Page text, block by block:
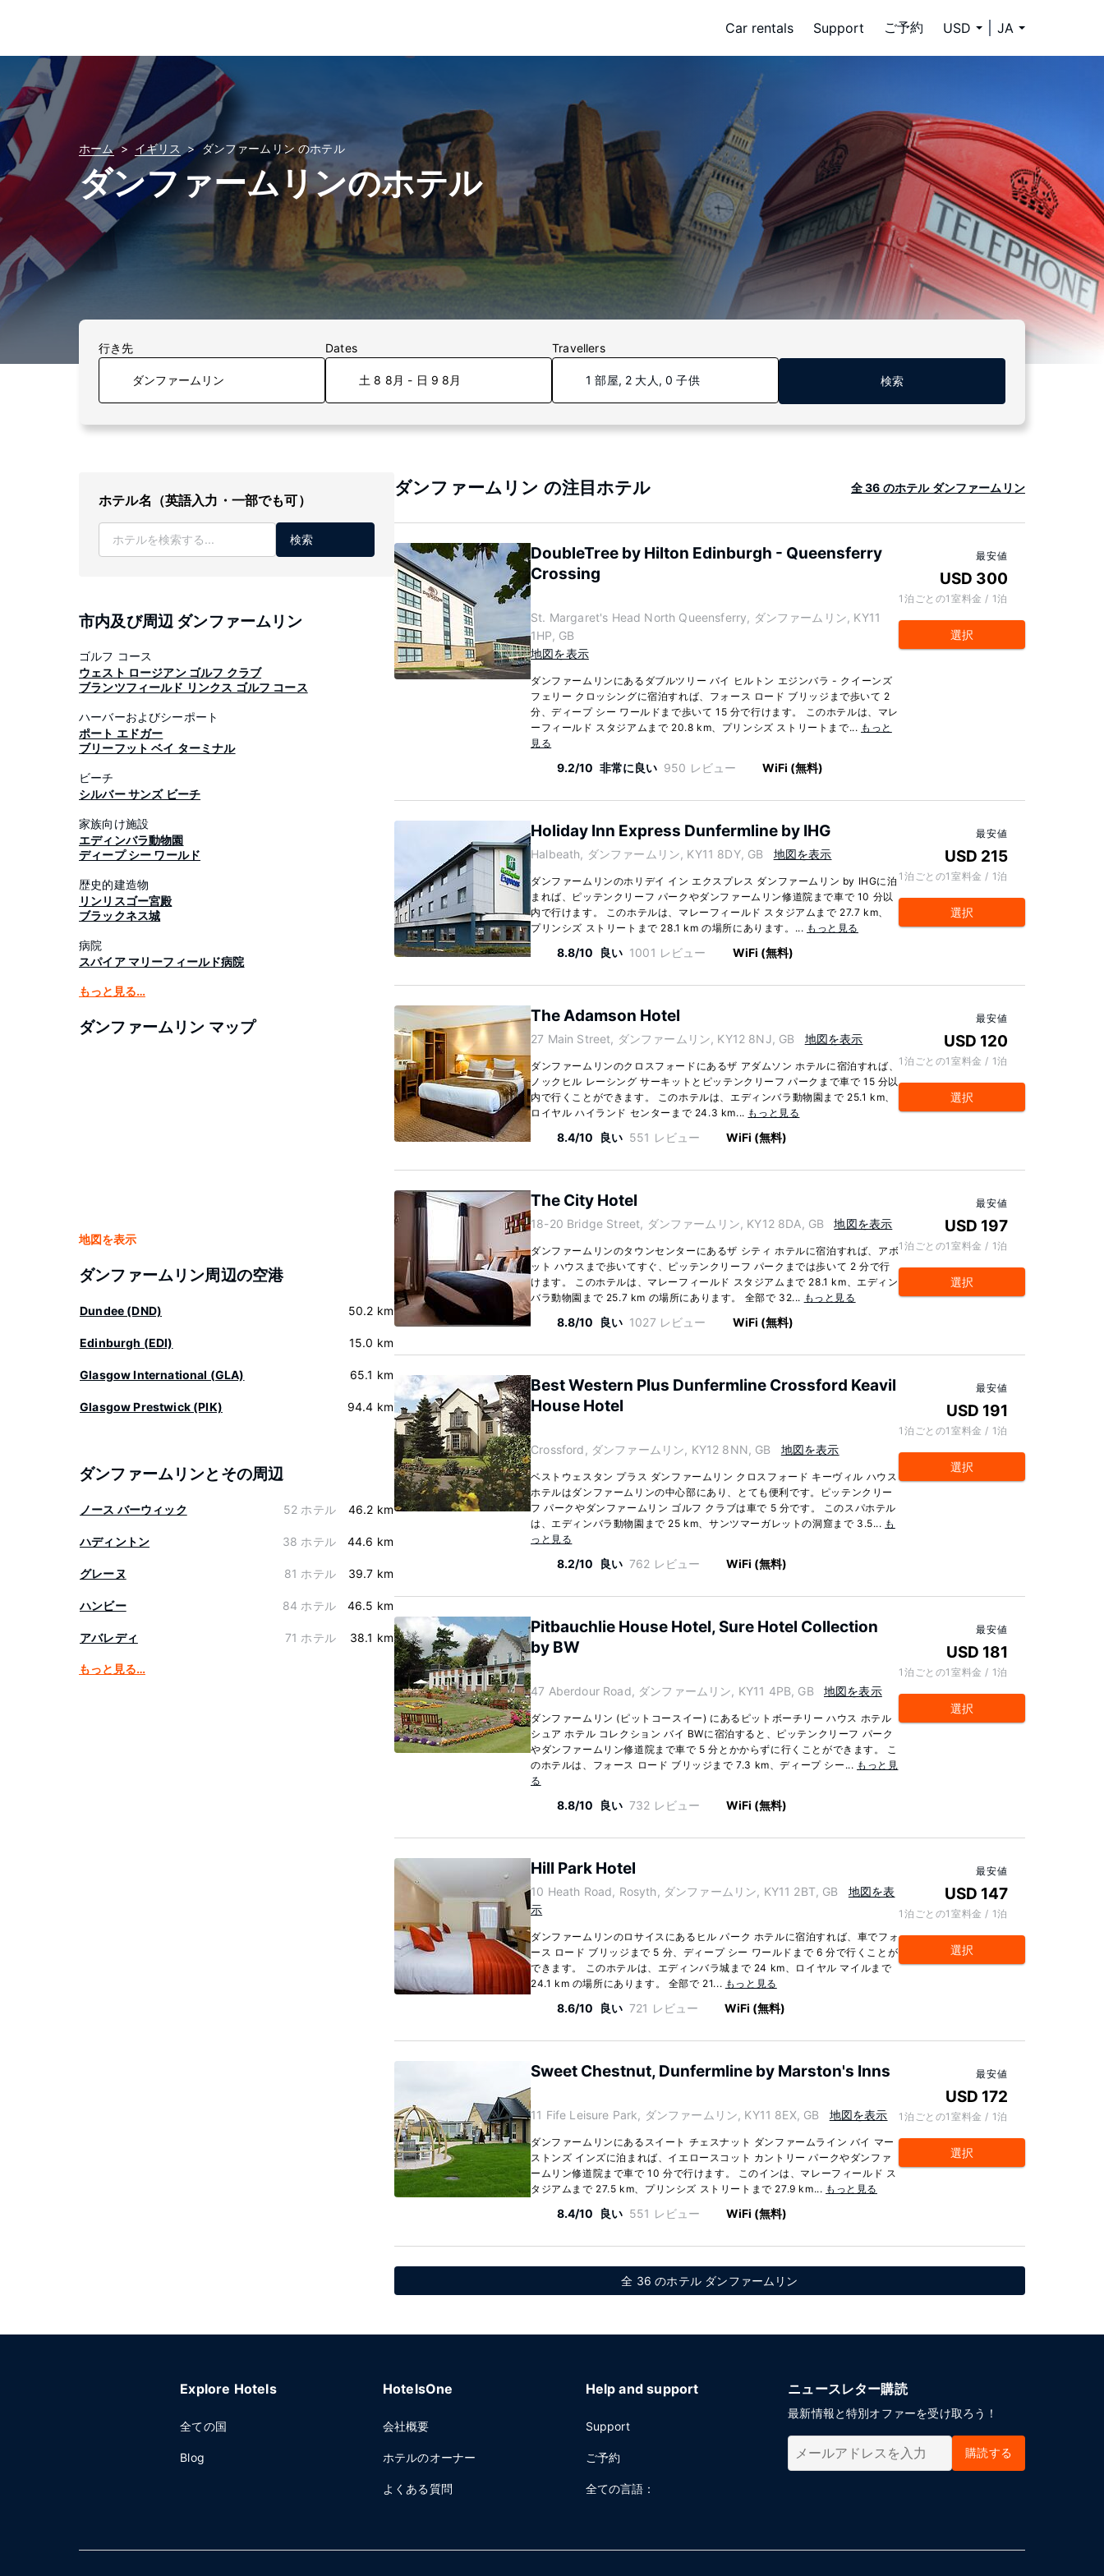
Car rentals Support ご予約 USD JA
ホーム イギリス ダンファームリン のホテル
ダンファームリンのホテル
行き先 Dates
土 8 8月 - 日 9 8月
Travellers
1 部屋, 2 大人, 0 子供 検索
ホテル名（英語入力・一部でも可）
検索
市内及び周辺 ダンファームリン
ゴルフ コース
ウェスト ロージアン ゴルフ クラブ
ブランツフィールド リンクス ゴルフ コース
ハーバーおよびシーポート
ポート エドガー
ブリーフット ベイ ターミナル
ビーチ
シルバー サンズ ビーチ
家族向け施設
エディンバラ動物園
ディープ シー ワールド
歴史的建造物
リンリスゴー宮殿
ブラックネス城
病院
スパイア マリーフィールド病院
もっと見る…
ダンファームリン マップ
地図を表示
ダンファームリン周辺の空港
Dundee (DND) 50.2 km
Edinburgh (EDI) 15.0 km
Glasgow International (GLA) 65.1 km
Glasgow Prestwick (PIK) 94.4 km
ダンファームリンとその周辺
ノース バーウィック 52 ホテル 46.2 km
ハディントン 38 ホテル 44.6 km
グレーヌ 81 ホテル 39.7 km
ハンビー 84 ホテル 46.5 km
アバレディ 71 ホテル 38.1 km
もっと見る…
ダンファームリン の注目ホテル 全 36 のホテル ダンファームリン
DoubleTree by Hilton Edinburgh - Queensferry
Crossing
St. Margaret's Head North Queensferry, ダンファームリン, KY11
1HP, GB
地図を表示
ダンファームリンにあるダブルツリー バイ ヒルトン エジンバラ - クイーンズ
フェリー クロッシングに宿泊すれば、フォース ロード ブリッジまで歩いて 2
分、ディープ シー ワールドまで歩いて 15 分で行けます。 このホテルは、マレ
ーフィールド スタジアムまで 20.8 km、プリンシズ ストリートまで... もっと
見る
9.2/10 非常に良い 950 レビュー WiFi (無料)
最安値
USD 300
1泊ごとの1室料金 / 1泊
選択
Holiday Inn Express Dunfermline by IHG
Halbeath, ダンファームリン, KY11 8DY, GB 地図を表示
ダンファームリンのホリデイ イン エクスプレス ダンファームリン by IHGに泊
まれば、ピッテンクリーフ パークやダンファームリン修道院まで車で 10 分以
内で行けます。 このホテルは、マレーフィールド スタジアムまで 27.7 km、
プリンシズ ストリートまで 28.1 km の場所にあります。... もっと見る
8.8/10 良い 1001 レビュー WiFi (無料)
最安値
USD 215
1泊ごとの1室料金 / 1泊
選択
The Adamson Hotel
27 Main Street, ダンファームリン, KY12 8NJ, GB 地図を表示
ダンファームリンのクロスフォードにあるザ アダムソン ホテルに宿泊すれば、
ノックヒル レーシング サーキットとピッテンクリーフ パークまで車で 15 分以
内で行くことができます。 このホテルは、エディンバラ動物園まで 25.1 km、
ロイヤル ハイランド センターまで 24.3 km... もっと見る
8.4/10 良い 551 レビュー WiFi (無料)
最安値
USD 120
1泊ごとの1室料金 / 1泊
選択
The City Hotel
18-20 Bridge Street, ダンファームリン, KY12 8DA, GB 地図を表示
ダンファームリンのタウンセンターにあるザ シティ ホテルに宿泊すれば、アボ
ット ハウスまで歩いてすぐ、ピッテンクリーフ パークまでは歩いて 2 分で行
けます。 このホテルは、マレーフィールド スタジアムまで 28.1 km、エディン
バラ動物園まで 25.7 km の場所にあります。 全部で 32... もっと見る
8.8/10 良い 1027 レビュー WiFi (無料)
最安値
USD 197
1泊ごとの1室料金 / 1泊
選択
Best Western Plus Dunfermline Crossford Keavil
House Hotel
Crossford, ダンファームリン, KY12 8NN, GB 地図を表示
ベストウェスタン プラス ダンファームリン クロスフォード キーヴィル ハウス
ホテルはダンファームリンの中心部にあり、とても便利です。ピッテンクリー
フ パークやダンファームリン ゴルフ クラブは車で 5 分です。 このスパホテル
は、エディンバラ動物園まで 25 km、サンツマーガレットの洞窟まで 3.5... も
っと見る
8.2/10 良い 762 レビュー WiFi (無料)
最安値
USD 191
1泊ごとの1室料金 / 1泊
選択
Pitbauchlie House Hotel, Sure Hotel Collection
by BW
47 Aberdour Road, ダンファームリン, KY11 4PB, GB 地図を表示
ダンファームリン (ピットコースイー) にあるピットボーチリー ハウス ホテル
シュア ホテル コレクション バイ BWに宿泊すると、ピッテンクリーフ パーク
やダンファームリン修道院まで車で 5 分とかからずに行くことができます。 こ
のホテルは、フォース ロード ブリッジまで 7.3 km、ディープ シー... もっと見
る
8.8/10 良い 732 レビュー WiFi (無料)
最安値
USD 181
1泊ごとの1室料金 / 1泊
選択
Hill Park Hotel
10 Heath Road, Rosyth, ダンファームリン, KY11 2BT, GB
地図を表
示
ダンファームリンのロサイスにあるヒル パーク ホテルに宿泊すれば、車でフォ
ース ロード ブリッジまで 5 分、ディープ シー ワールドまで 6 分で行くことが
できます。 このホテルは、エディンバラ城まで 24 km、ロイヤル マイルまで
24.1 km の場所にあります。 全部で 21... もっと見る
8.6/10 良い 721 レビュー WiFi (無料)
最安値
USD 147
1泊ごとの1室料金 / 1泊
選択
Sweet Chestnut, Dunfermline by Marston's Inns
11 Fife Leisure Park, ダンファームリン, KY11 8EX, GB 地図を表示
ダンファームリンにあるスイート チェスナット ダンファームライン バイ マー
ストンズ インズに泊まれば、イエロースコット カントリー パークやダンファ
ームリン修道院まで車で 10 分で行けます。 このインは、マレーフィールド ス
タジアムまで 27.5 km、プリンシズ ストリートまで 27.9 km... もっと見る
8.4/10 良い 551 レビュー WiFi (無料)
最安値
USD 172
1泊ごとの1室料金 / 1泊
選択
全 36 のホテル ダンファームリン
Explore Hotels
全ての国
Blog
HotelsOne
会社概要
ホテルのオーナー
よくある質問
Help and support
Support
ご予約
全ての言語：
ニュースレター購読
最新情報と特別オファーを受け取ろう！
購読する